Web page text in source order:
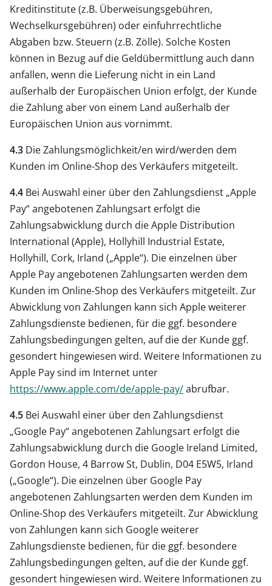
Kreditinstitute (z.B. Überweisungsgebühren,
Wechselkursgebühren) oder einfuhrrechtliche
Abgaben bzw. Steuern (z.B. Zölle). Solche Kosten
können in Bezug auf die Geldübermittlung auch dann
anfallen, wenn die Lieferung nicht in ein Land
außerhalb der Europäischen Union erfolgt, der Kunde
die Zahlung aber von einem Land außerhalb der
Europäischen Union aus vornimmt.
4.3 Die Zahlungsmöglichkeit/en wird/werden dem
Kunden im Online-Shop des Verkäufers mitgeteilt.
4.4 Bei Auswahl einer über den Zahlungsdienst „Apple
Pay“ angebotenen Zahlungsart erfolgt die
Zahlungsabwicklung durch die Apple Distribution
International (Apple), Hollyhill Industrial Estate,
Hollyhill, Cork, Irland („Apple“). Die einzelnen über
Apple Pay angebotenen Zahlungsarten werden dem
Kunden im Online-Shop des Verkäufers mitgeteilt. Zur
Abwicklung von Zahlungen kann sich Apple weiterer
Zahlungsdienste bedienen, für die ggf. besondere
Zahlungsbedingungen gelten, auf die der Kunde ggf.
gesondert hingewiesen wird. Weitere Informationen zu
Apple Pay sind im Internet unter
https://www.apple.com/de/apple-pay/abrufbar.
4.5 Bei Auswahl einer über den Zahlungsdienst
„Google Pay“ angebotenen Zahlungsart erfolgt die
Zahlungsabwicklung durch die Google Ireland Limited,
Gordon House, 4 Barrow St, Dublin, D04 E5W5, Irland
(„Google“). Die einzelnen über Google Pay
angebotenen Zahlungsarten werden dem Kunden im
Online-Shop des Verkäufers mitgeteilt. Zur Abwicklung
von Zahlungen kann sich Google weiterer
Zahlungsdienste bedienen, für die ggf. besondere
Zahlungsbedingungen gelten, auf die der Kunde ggf.
gesondert hingewiesen wird. Weitere Informationen zu